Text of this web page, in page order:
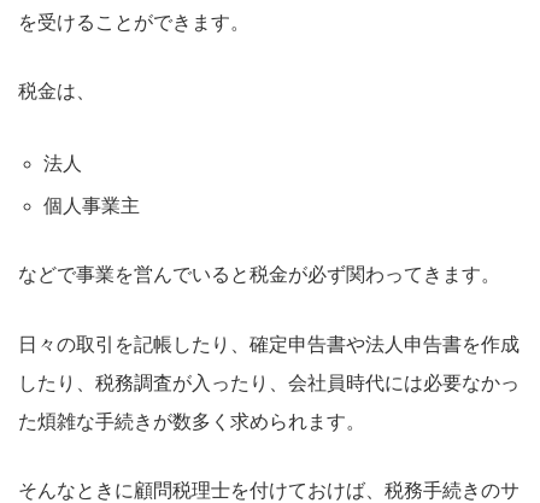
を受けることができます。
税金は、
法人
個人事業主
などで事業を営んでいると税金が必ず関わってきます。
日々の取引を記帳したり、確定申告書や法人申告書を作成
したり、税務調査が入ったり、会社員時代には必要なかっ
た煩雑な手続きが数多く求められます。
そんなときに顧問税理士を付けておけば、税務手続きのサ